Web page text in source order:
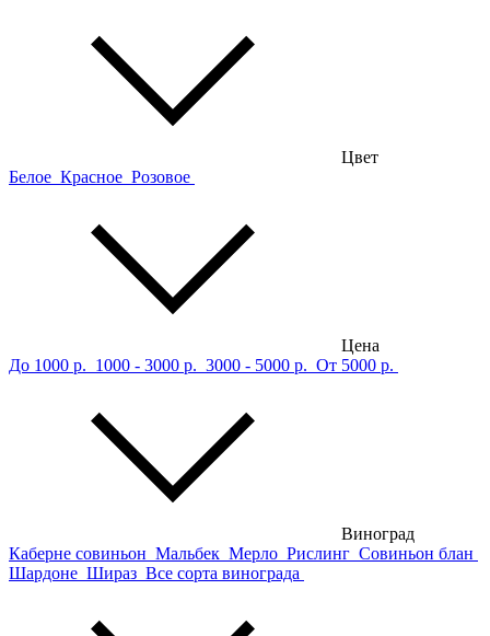
Цвет
Белое Красное Розовое
Цена
До 1000 р. 1000 - 3000 р. 3000 - 5000 р. От 5000 р.
Виноград
Каберне совиньон Мальбек Мерло Рислинг Совиньон блан
Шардоне Шираз Все сорта винограда